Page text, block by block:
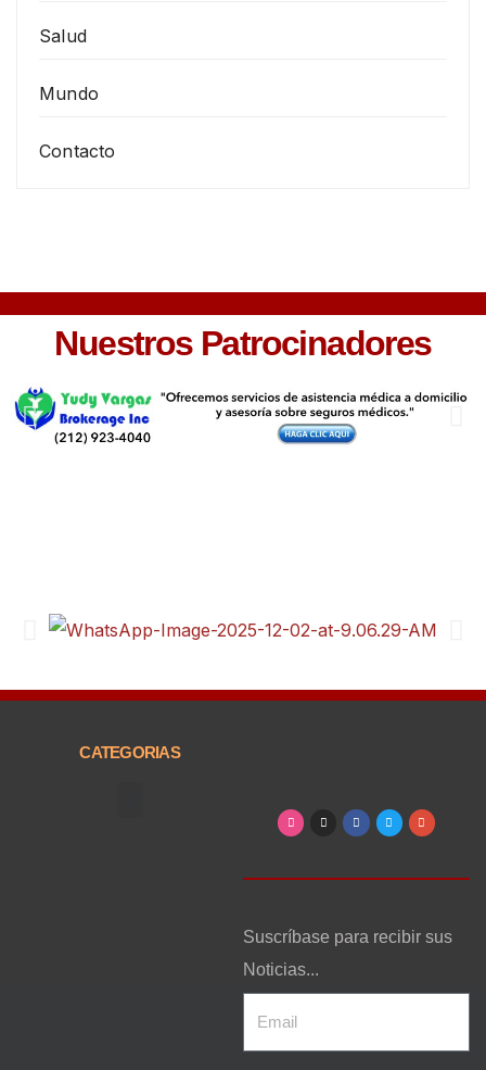
Salud
Mundo
Contacto
Nuestros Patrocinadores
CATEGORIAS
Suscríbase para recibir sus
Noticias...